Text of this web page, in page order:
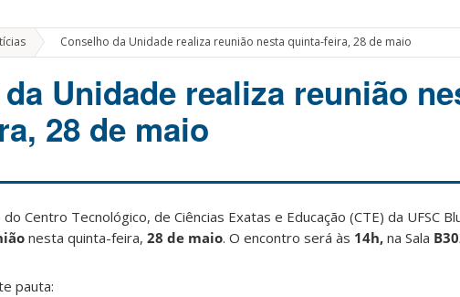
» Conselho da Unidade realiza reunião nesta quinta-feira, 28 de maio
Unidade realiza reunião
28 de maio
Centro Tecnológico, de Ciências Exatas e Educação (CTE) da UFSC
nesta quinta-feira, 28 de maio. O encontro será às 14h, na Sala
pauta: